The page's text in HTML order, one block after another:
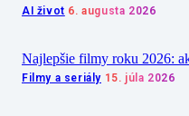
AI život 6. augusta 2026
Najlepšie filmy roku 2026:
Filmy a seriály 15. júla 2026